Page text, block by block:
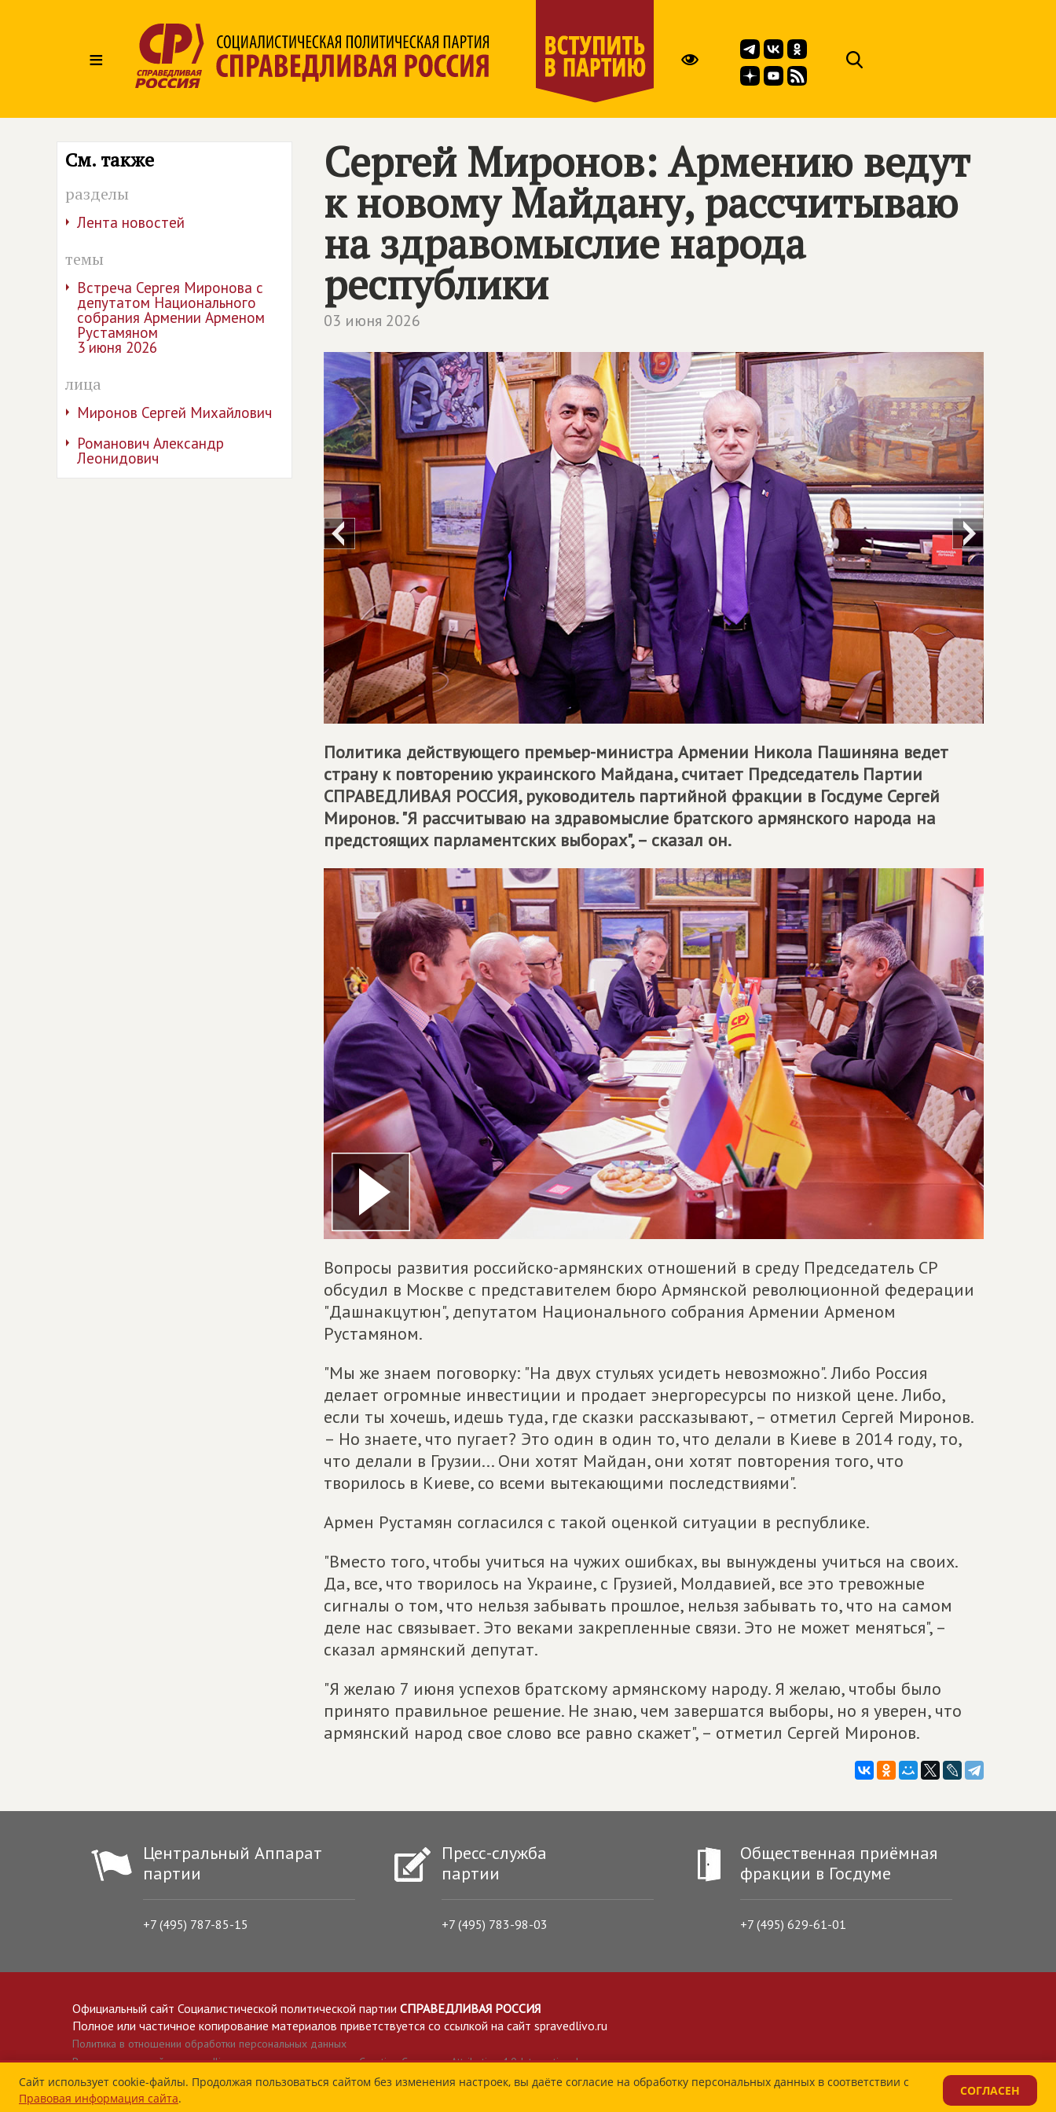
≡
См. также
разделы
Лента новостей
темы
Встреча Сергея Миронова с
депутатом Национального
собрания Армении Арменом
Рустамяном
3 июня 2026
лица
Миронов Сергей Михайлович
Романович Александр
Леонидович
Сергей Миронов: Армению ведут
к новому Майдану, рассчитываю
на здравомыслие народа
республики
03 июня 2026
Политика действующего премьер-министра Армении Никола Пашиняна ведет
страну к повторению украинского Майдана, считает Председатель Партии
СПРАВЕДЛИВАЯ РОССИЯ, руководитель партийной фракции в Госдуме Сергей
Миронов. "Я рассчитываю на здравомыслие братского армянского народа на
предстоящих парламентских выборах", – сказал он.
Вопросы развития российско-армянских отношений в среду Председатель СР
обсудил в Москве с представителем бюро Армянской революционной федерации
"Дашнакцутюн", депутатом Национального собрания Армении Арменом
Рустамяном.
"Мы же знаем поговорку: "На двух стульях усидеть невозможно". Либо Россия
делает огромные инвестиции и продает энергоресурсы по низкой цене. Либо,
если ты хочешь, идешь туда, где сказки рассказывают, – отметил Сергей Миронов.
– Но знаете, что пугает? Это один в один то, что делали в Киеве в 2014 году, то,
что делали в Грузии... Они хотят Майдан, они хотят повторения того, что
творилось в Киеве, со всеми вытекающими последствиями".
Армен Рустамян согласился с такой оценкой ситуации в республике.
"Вместо того, чтобы учиться на чужих ошибках, вы вынуждены учиться на своих.
Да, все, что творилось на Украине, с Грузией, Молдавией, все это тревожные
сигналы о том, что нельзя забывать прошлое, нельзя забывать то, что на самом
деле нас связывает. Это веками закрепленные связи. Это не может меняться", –
сказал армянский депутат.
"Я желаю 7 июня успехов братскому армянскому народу. Я желаю, чтобы было
принято правильное решение. Не знаю, чем завершатся выборы, но я уверен, что
армянский народ свое слово все равно скажет", – отметил Сергей Миронов.
Центральный Аппарат
партии
+7 (495) 787-85-15
Пресс-служба
партии
+7 (495) 783-98-03
Общественная приёмная
фракции в Госдуме
+7 (495) 629-61-01
Официальный сайт Социалистической политической партии СПРАВЕДЛИВАЯ РОССИЯ
Полное или частичное копирование материалов приветствуется со ссылкой на сайт spravedlivo.ru
Политика в отношении обработки персональных данных
Все материалы сайта spravedlivo.ru доступны по лицензии Creative Commons Attribution 4.0 International
Сайт использует cookie-файлы. Продолжая пользоваться сайтом без изменения настроек, вы даёте согласие на обработку персональных данных в соответствии с
Правовая информация сайта.
СОГЛАСЕН